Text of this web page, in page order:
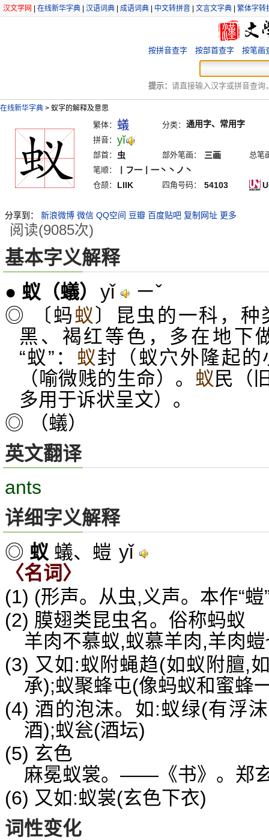
汉文学网 在线新华字典 汉语词典 成语词典 中文转拼音 文言文字典 繁体字转
按拼音查字 按部首查字 按笔画
提示： 请直接输入汉字或拼音查询
在线新华字典 > 蚁字的解释及意思
繁体： 蟻 分类： 通用字、常用字
拼音： yĭ
部首： 虫 部外笔画： 三画
总笔
笔顺：
丨フ一丨一丶丶ノ丶
仓颉： LIIK 四角号码： 54103
分享到： 新浪微博 微信 QQ空间 豆瓣 百度贴吧 复制网址 更多
阅读(9085次)
基本字义解释
● 蚁 （蟻） yǐ ㄧˇ
◎ 〔蚂蚁 〕昆虫的一科，
黑、褐红等色，多在地下
“蚁”： 蚁封（蚁穴外隆起
（喻微贱的生命）。 蚁 民（
多用于诉状呈文）。
◎ （蟻）
英文翻译
ants
详细字义解释
◎ 蚁 蟻、螘 yǐ
〈名词〉
(1) (形声。从虫,义声。本作“
(2) 膜翅类昆虫名。俗称蚂蚁
羊肉不慕蚁,蚁慕羊肉,羊肉
(3) 又如:蚁附蝇趋(如蚁附膻,
承);蚁聚蜂屯(像蚂蚁和蜜蜂
(4) 酒的泡沫。如:蚁绿(有浮
酒);蚁瓮(酒坛)
(5) 玄色
麻冕蚁裳。——《书》。郑
(6) 又如:蚁裳(玄色下衣)
词性变化